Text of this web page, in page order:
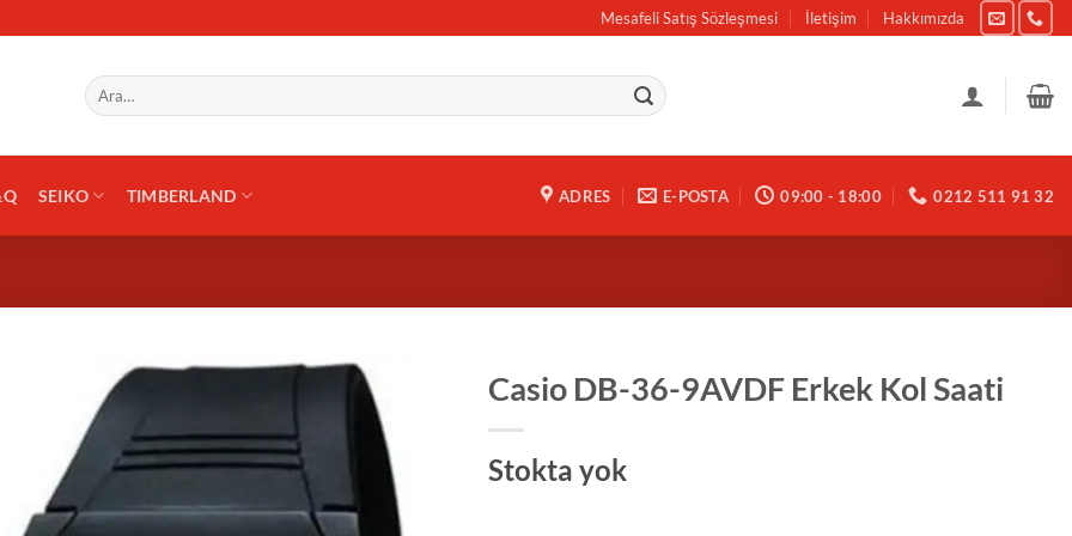
Mesafeli Satış Sözleşmesi İletişim Hakkımızda
Ara:
SEIKO TIMBERLAND ADRES E-POSTA 09:00 - 18:00 0212 511 91 32
Casio DB-36-9AVDF Erkek Kol Saati
Stokta yok